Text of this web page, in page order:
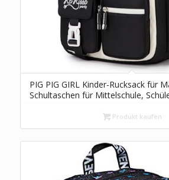
PIG PIG GIRL Kinder-Rucksack für
Schultaschen für Mittelschule,
beige, Einheitsgröße,Produkt kaufen